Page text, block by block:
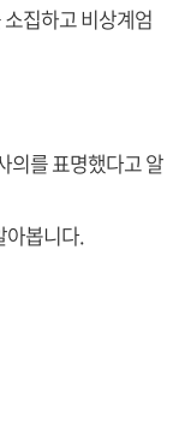
집하고 비상계엄
의를 표명했다고 알
아봅니다.